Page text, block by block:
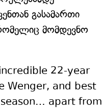
გასამართი
მომდევნო
22-year
Wenger, and best
apart from